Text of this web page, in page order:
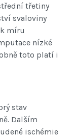
třetiny
svaloviny
míru
nízké
toto platí i
stav
Dalším
ischémie